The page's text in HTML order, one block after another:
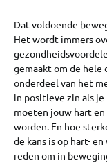
Dat voldoende
Het wordt immers
gemaakt om de
onderdeel van het
in positieve zin als
moeten jouw hart
worden. En hoe
de kans is op hart-
reden om in